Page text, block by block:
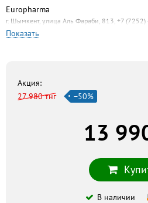
Europharma
г. Шымкент, улица Аль Фараби, 813, +7
Меру-Ис
г. Шымкент, проспект Республики, 27, +7
Сункар
Скидка по акции
внешний вид могут отличаться, в зависимости
Показать
Акция:
27 980 тнг
−50%
13
В наличии